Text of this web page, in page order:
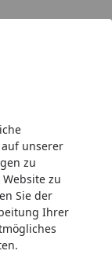
unserer
zu
zu
Sie der
Ihrer